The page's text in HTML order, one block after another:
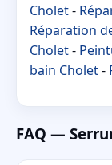
Cholet-
Réparation
Cholet-
bain Cholet-
FAQ —